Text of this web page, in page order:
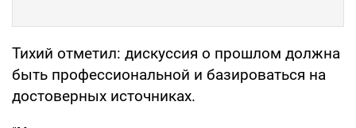
Тихий отметил: дискуссия о прошлом должна
быть профессиональной и базироваться на
достоверных источниках.